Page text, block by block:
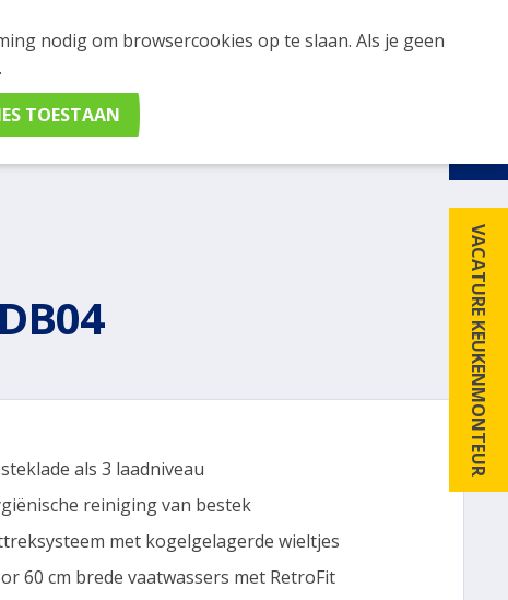
VACATURE KEUKENMONTEUR
apparaten en merken met elkaar. Klik hier voor
als 3 laadniveau
reiniging van bestek
met kogelgelagerde wieltjes
60 cm brede vaatwassers met RetroFit
nodig om browsercookies op te slaan. Als je geen